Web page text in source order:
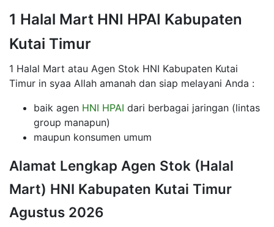
1 Halal Mart HNI HPAI Kabupaten
Kutai Timur
1 Halal Mart atau Agen Stok HNI Kabupaten Kutai
Timur in syaa Allah amanah dan siap melayani Anda :
baik agen HNI HPAI dari berbagai jaringan (lintas
group manapun)
maupun konsumen umum
Alamat Lengkap Agen Stok (Halal
Mart) HNI Kabupaten Kutai Timur
Agustus 2026